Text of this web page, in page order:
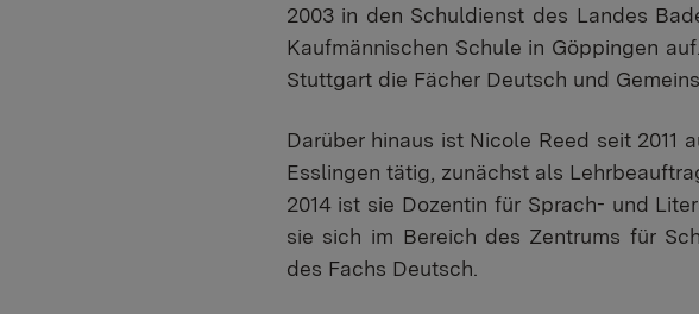
2003 in den Schuldienst des Landes
Kaufmännischen Schule in Göppingen
Stuttgart die Fächer Deutsch und
Darüber hinaus ist Nicole Reed seit
Esslingen tätig, zunächst als
2014 ist sie Dozentin für Sprach- und
sie sich im Bereich des Zentrums für
des Fachs Deutsch.